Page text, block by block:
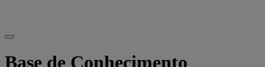
Base de Conhecimento